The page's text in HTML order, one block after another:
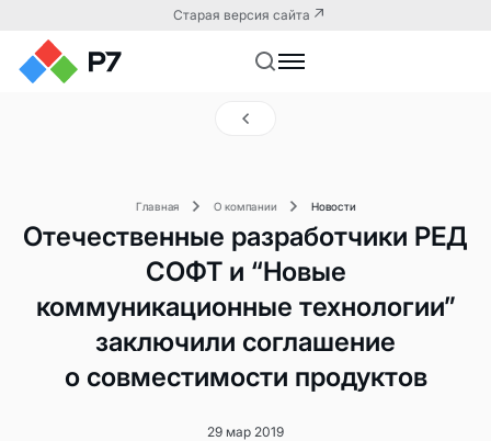
Старая версия сайта
Главная О компании Новости
Отечественные разработчики РЕД
СОФТ и “Новые
коммуникационные технологии”
заключили соглашение
о совместимости продуктов
29 мар 2019